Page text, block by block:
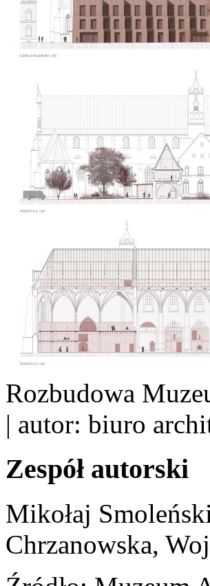
Rozbudowa
| autor: biuro
Zespół autorski
Mikołaj
Chrzanowska,